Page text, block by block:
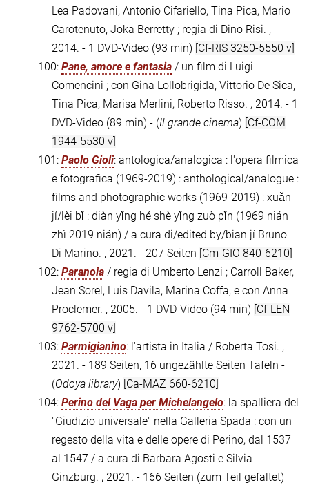
Lea Padovani, Antonio Cifariello, Tina Pica, Mario
Carotenuto, Joka Berretty ; regia di Dino Risi. ,
2014. - 1 DVD-Video (93 min) [Cf-RIS 3250-5550 v]
100: Pane, amore e fantasia / un film di Luigi
Comencini ; con Gina Lollobrigida, Vittorio De Sica,
Tina Pica, Marisa Merlini, Roberto Risso. , 2014. - 1
DVD-Video (89 min) - (Il grande cinema) [Cf-COM
1944-5530 v]
101: Paolo Gioli: antologica/analogica : l'opera filmica
e fotografica (1969-2019) : anthological/analogue :
films and photographic works (1969-2019) : xuǎn
jí/lèi bǐ : diàn yǐng hé shè yǐng zuò pǐn (1969 nián
zhì 2019 nián) / a cura di/edited by/biān jí Bruno
Di Marino. , 2021. - 207 Seiten [Cm-GIO 840-6210]
102: Paranoia / regia di Umberto Lenzi ; Carroll Baker,
Jean Sorel, Luis Davila, Marina Coffa, e con Anna
Proclemer. , 2005. - 1 DVD-Video (94 min) [Cf-LEN
9762-5700 v]
103: Parmigianino: l'artista in Italia / Roberta Tosi. ,
2021. - 189 Seiten, 16 ungezählte Seiten Tafeln -
(Odoya library) [Ca-MAZ 660-6210]
104: Perino del Vaga per Michelangelo: la spalliera del
"Giudizio universale" nella Galleria Spada : con un
regesto della vita e delle opere di Perino, dal 1537
al 1547 / a cura di Barbara Agosti e Silvia
Ginzburg. , 2021. - 166 Seiten (zum Teil gefaltet)